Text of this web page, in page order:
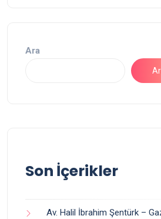
Ara
Son İçerikler
Av. Halil İbrahim Şentürk –